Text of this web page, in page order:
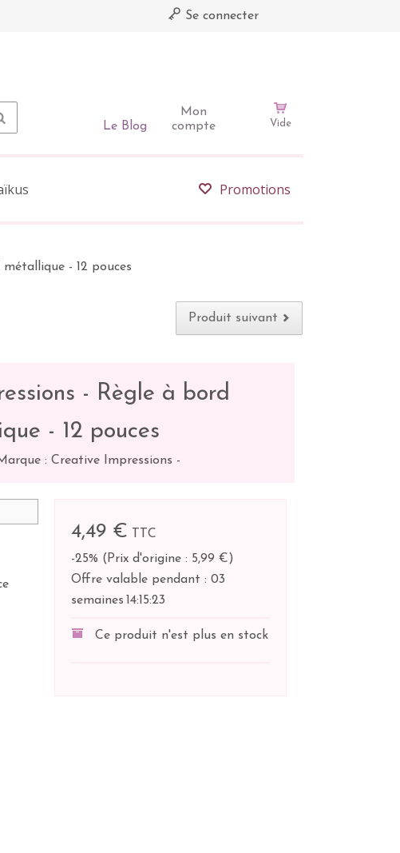
Se connecter
Mon
compte
Le Blog Vide
Promotions
- 12 pouces
Produit suivant
- Règle à bord
- 12 pouces
: Creative Impressions -
4,49 €
TTC
-25% ( Prix d'origine : 5,99 €)
Offre valable pendant : 03
semaines 14:15:22
Ce produit n'est plus en stock